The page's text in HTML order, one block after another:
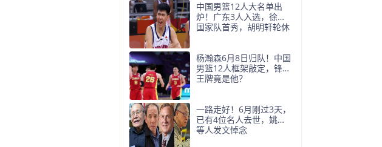
中国男篮12人大名单出
炉！广东3人入选，徐昕
国家队首秀，胡明轩轮休
杨瀚森6月8日归队！中国
男篮12人框架敲定，锋线
王牌竟是他？
一路走好！6月刚过3天，
已有4位名人去世，姚明
等人发文悼念